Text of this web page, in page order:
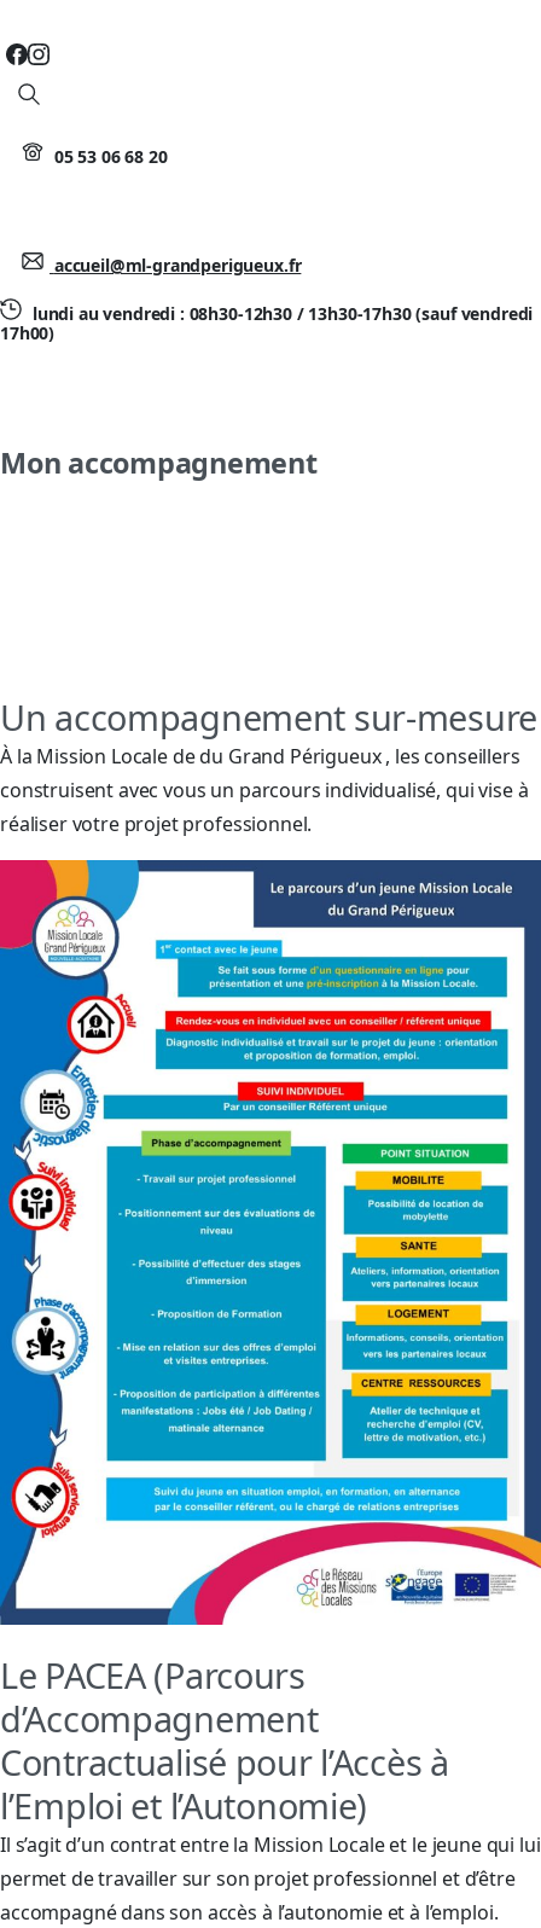
Search
05 53 06 68 20
accueil@ml-grandperigueux.fr
lundi au vendredi : 08h30-12h30 / 13h30-17h30 (sauf vendredi
17h00)
Mon accompagnement
Un accompagnement sur-mesure
À la Mission Locale de du Grand Périgueux , les conseillers
construisent avec vous un parcours individualisé, qui vise à
réaliser votre projet professionnel.
Le PACEA (Parcours
d’Accompagnement
Contractualisé pour l’Accès à
l’Emploi et l’Autonomie)
Il s’agit d’un contrat entre la Mission Locale et le jeune qui lui
permet de travailler sur son projet professionnel et d’être
accompagné dans son accès à l’autonomie et à l’emploi.